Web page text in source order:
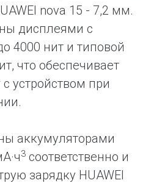
nova 15 - 7,2 мм.
дисплеями с
4000 нит и типовой
что обеспечивает
устройством при
аккумуляторами
3 соответственно и
зарядку HUAWEI